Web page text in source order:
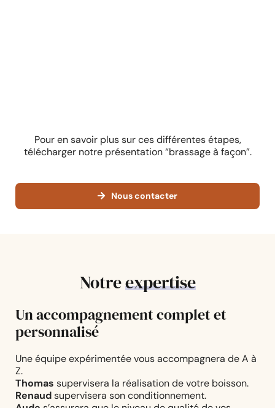
Pour en savoir plus sur ces différentes étapes,
télécharger notre présentation“brassage à façon”.
Nous contacter
Notreexpertise
Un accompagnement complet et
personnalisé
Une équipe expérimentée vous accompagnera de A à
Z.
Thomas supervisera la réalisation de votre boisson.
Renaudsupervisera son conditionnement.